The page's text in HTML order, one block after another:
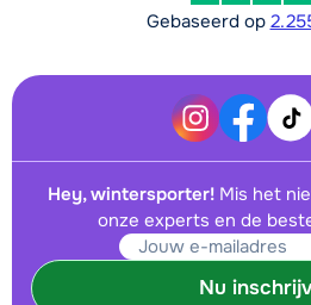
Gebaseerd op
Hey, wintersporter! Mis het
onze experts en de
Nu